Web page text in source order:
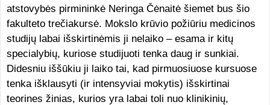
atstovybės pirmininkė Neringa Čėnaitė šiemet bus šio
fakulteto trečiakursė. Mokslo krūvio požiūriu medicinos
studijų labai išskirtinėmis ji nelaiko – esama ir kitų
specialybių, kuriose studijuoti tenka daug ir sunkiai.
Didesniu iššūkiu ji laiko tai, kad pirmuosiuose kursuose
tenka išklausyti (ir intensyviai mokytis) išskirtinai
teorines žinias, kurios yra labai toli nuo klinikinių,